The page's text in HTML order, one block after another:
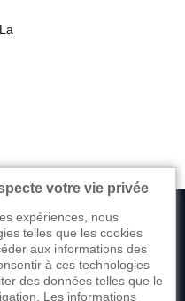
de Limoges
votre vie privée
expériences, nous
telles que les cookies
aux informations des
à ces technologies
des données telles que le
Les informations